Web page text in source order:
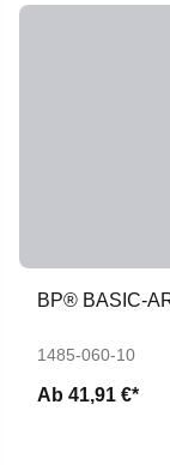
BP® BASIC-
1485-060-10
Ab 41,91 €*